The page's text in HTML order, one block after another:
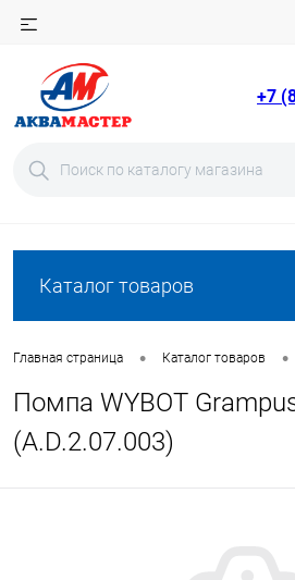
+7
Каталог товаров
Главная страница • Каталог товаров •
Помпа WYBOT
(A.D.2.07.003)